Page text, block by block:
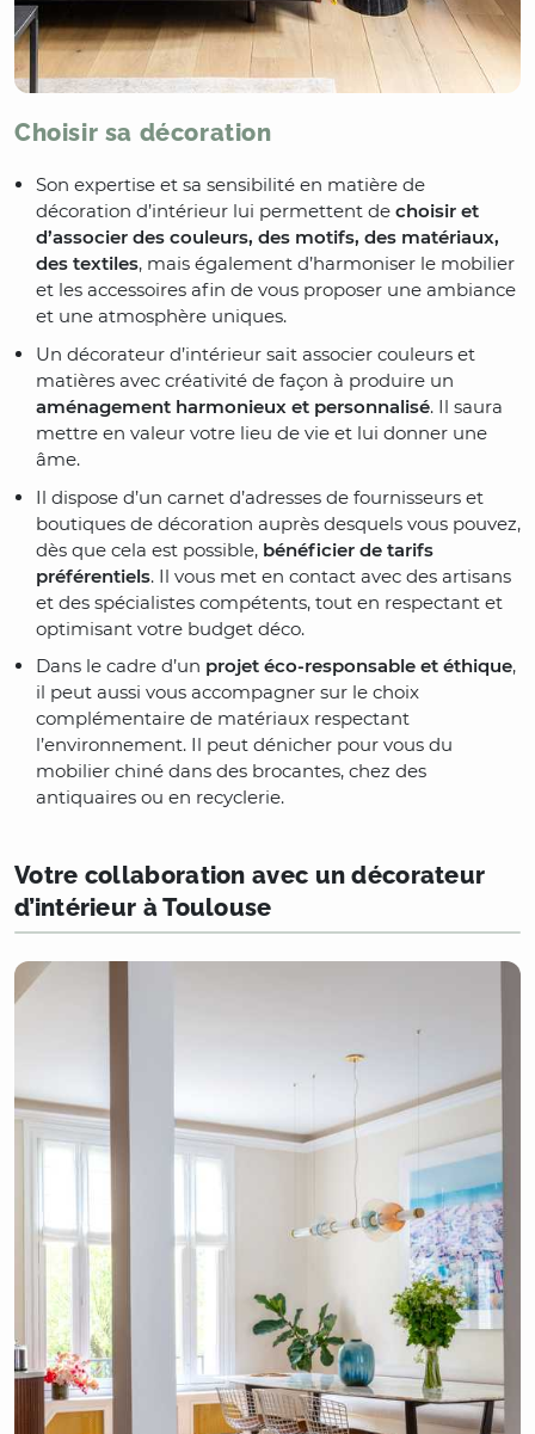
Choisir sa décoration
Son expertise et sa sensibilité en matière de
décoration d’intérieur lui permettent de choisir et
d’associer des couleurs, des motifs, des matériaux,
des textiles, mais également d’harmoniser le mobilier
et les accessoires afin de vous proposer une ambiance
et une atmosphère uniques.
Un décorateur d’intérieur sait associer couleurs et
matières avec créativité de façon à produire un
aménagement harmonieux et personnalisé. Il saura
mettre en valeur votre lieu de vie et lui donner une
âme.
Il dispose d’un carnet d’adresses de fournisseurs et
boutiques de décoration auprès desquels vous pouvez,
dès que cela est possible, bénéficier de tarifs
préférentiels. Il vous met en contact avec des artisans
et des spécialistes compétents, tout en respectant et
optimisant votre budget déco.
Dans le cadre d’un projet éco-responsable et éthique,
il peut aussi vous accompagner sur le choix
complémentaire de matériaux respectant
l’environnement. Il peut dénicher pour vous du
mobilier chiné dans des brocantes, chez des
antiquaires ou en recyclerie.
Votre collaboration avec un décorateur
d’intérieur à Toulouse